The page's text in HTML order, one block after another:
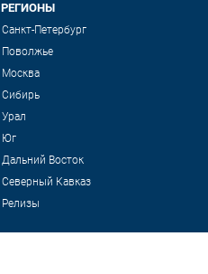
РЕГИОНЫ
Санкт-Петербург
Поволжье
Москва
Сибирь
Урал
Юг
Дальний Восток
Северный Кавказ
Релизы